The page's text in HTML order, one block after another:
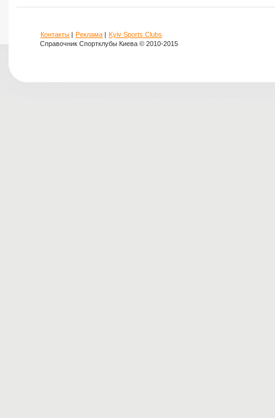
Контакты | Реклама | Kyiv Sports Clubs
Справочник Спортклубы Киева © 2010-2015